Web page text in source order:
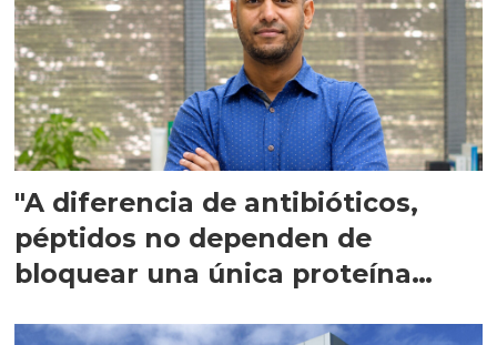
"A diferencia de antibióticos,
péptidos no dependen de
bloquear una única proteína